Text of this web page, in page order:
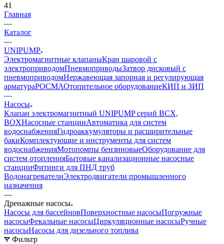
41
Главная
—
Каталог
—
UNIPUMP
Электромагнитные клапаныКран шаровой с
электроприводомПневмоприводыЗатвор дисковый с
пневмоприводомНержавеющая запорная и регулирующая
арматураРОСМАОтопительное оборудованиеКИП и ЗИП
—
Насосы
Клапан электромагнитный UNIPUMP серий BCX,
BOXНасосные станцииАвтоматика для систем
водоснабженияГидроаккумуляторы и расширительные
бакиКомплектующие и инструменты для систем
водоснабженияМотопомпы бензиновыеОборудование для
систем отопленияБытовые канализационные насосные
станцииФитинги для ПНД труб
ВодонагревателиЭлектродвигатели промышленного
назначения
—
Дренажные насосы
Насосы для бассейновПоверхностные насосыПогружные
насосыФекальные насосыЦиркуляционные насосыРучные
насосыНасосы для дизельного топлива
Фильтр